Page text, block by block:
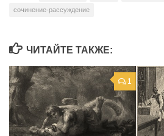
сочинение-рассуждение
ЧИТАЙТЕ ТАКЖЕ:
1